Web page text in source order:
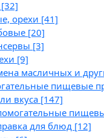
[32]
орехи [41]
[20]
[3]
[9]
масличных и
пищевые
вкуса [147]
для блюд [12]